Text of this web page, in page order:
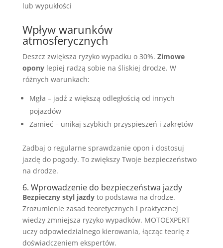
lub wypukłości
Wpływ warunków
atmosferycznych
Deszcz zwiększa ryzyko wypadku o 30%. Zimowe
oponylepiej radzą sobie na śliskiej drodze. W
różnych warunkach:
Mgła – jadź z większą odległością od innych
pojazdów
Zamieć – unikaj szybkich przyspieszeń i zakrętów
Zadbaj o regularne sprawdzanie opon i dostosuj
jazdę do pogody. To zwiększy Twoje bezpieczeństwo
na drodze.
6. Wprowadzenie do bezpieczeństwa jazdy
Bezpieczny styl jazdyto podstawa na drodze.
Zrozumienie zasad teoretycznych i praktycznej
wiedzy zmniejsza ryzyko wypadków. MOTOEXPERT
uczy odpowiedzialnego kierowania, łącząc teorię z
doświadczeniem ekspertów.